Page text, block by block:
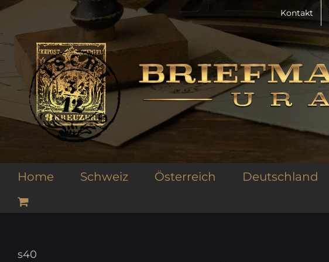
Zum
springen
Kontakt
Home Schweiz Österreich Deutschland
s40